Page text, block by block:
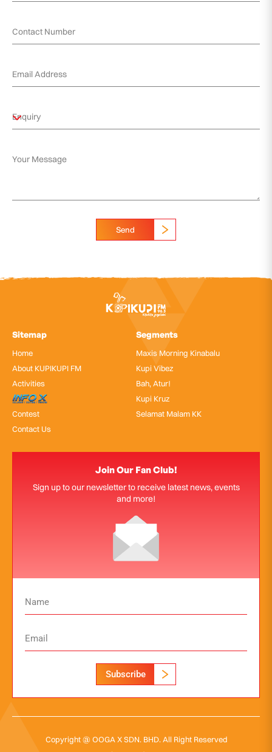
Send
Sitemap
Home
About KUPIKUPI FM
Activities
InfoX
Contest
Contact Us
Segments
Maxis Morning Kinabalu
Kupi Vibez
Bah, Atur!
Kupi Kruz
Selamat Malam KK
Join Our Fan Club!
Sign up to our newsletter to receive latest news, events
and more!
Subscribe
Copyright @ OOGA X SDN. BHD. All Right Reserved